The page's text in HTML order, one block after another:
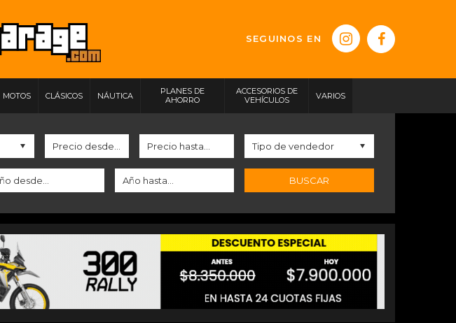
SEGUINOS EN
MOTOS CLÁSICOS NÁUTICA
PLANES DE
AHORRO
ACCESORIOS DE
VEHÍCULOS
VARIOS
BUSCAR